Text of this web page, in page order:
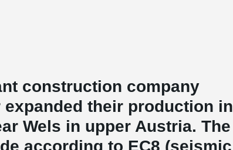
construction company
their production in
Wels in upper Austria. The
according to EC8 (seismic